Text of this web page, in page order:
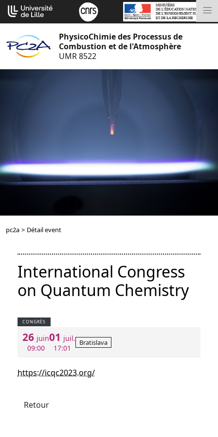
Aller
au
contenu
PhysicoChimie des Processus de
Combustion et de l'Atmosphère
UMR 8522
pc2a > Détail event
International Congress
on Quantum Chemistry
CONGRÈS
26 juin
09:00
01 juil.
17:01
Bratislava
https://icqc2023.org/
Retour
Cookies management panel